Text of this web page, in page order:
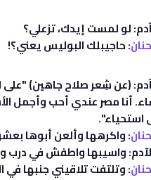
آدم: لو لمست إيدك، تزعلي؟
حنان: حاجيبلك البوليس يعني؟!
آدم: (عن شِعر صلاح جاهين) "على
أنا مصر عندي أحب وأجمل
استحياء".
حنان: واكرهها وألعن أبوها
لآدم: واسيبها واطفش في
حنان: وتلتفت تلاقيني جنبها في